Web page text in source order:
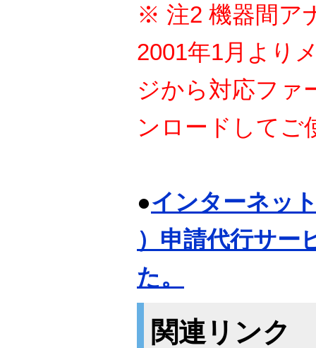
※ 注2 機器間ア
2001年1月より
ジから対応ファ
ンロードしてご
●インターネッ
）申請代行サー
た。
関連リンク